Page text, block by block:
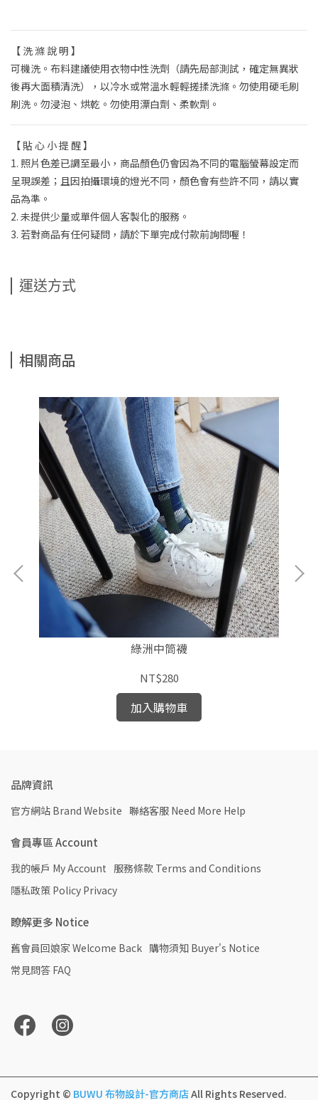
【 洗 滌 說 明 】
可機洗。布料建議使用衣物中性洗劑（請先局部測試，確定無異狀
後再大面積清洗），以冷水或常溫水輕輕搓揉洗滌。勿使用硬毛刷
刷洗。勿浸泡、烘乾。勿使用漂白劑、柔軟劑。
【 貼 心 小 提 醒 】
1. 照片色差已調至最小，商品顏色仍會因為不同的電腦螢幕設定而
呈現誤差；且因拍攝環境的燈光不同，顏色會有些許不同，請以實
品為準。
2. 未提供少量或單件個人客製化的服務。
3. 若對商品有任何疑問，請於下單完成付款前詢問喔！
運送方式
相關商品
綠洲中筒襪
NT$280
加入購物車
品牌資訊
官方網站 Brand Website 聯絡客服 Need More Help
會員專區 Account
我的帳戶 My Account 服務條款 Terms and Conditions
隱私政策 Policy Privacy
瞭解更多 Notice
舊會員回娘家 Welcome Back 購物須知 Buyer's Notice
常見問答 FAQ
Copyright © BUWU 布物設計-官方商店All Rights Reserved.